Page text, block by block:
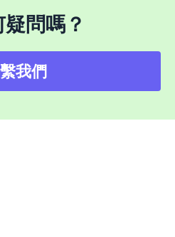
問嗎？
我們